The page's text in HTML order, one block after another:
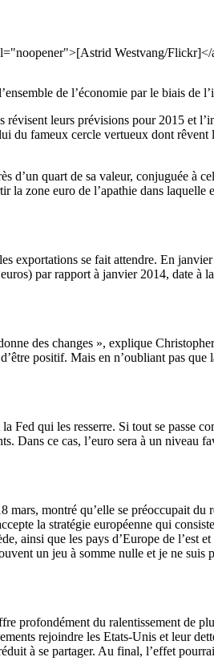
Westvang/
de l’économie par le biais de
révisent leurs prévisions pour 2015 et
du fameux cercle vertueux dont rêvent
d’un quart de sa valeur, conjuguée à
zone euro de l’apathie dans laquelle
exportations se fait attendre. En
par rapport à janvier 2014, date à
des changes », explique
positif. Mais en n’oubliant pas que
qui les resserre. Si tout se passe
Dans ce cas, l’euro sera à un niveau
montré qu’elle se préoccupait du
la stratégie européenne qui
ainsi que les pays d’Europe de l’est
un jeu à somme nulle et je ne suis
profondément du ralentissement de
rejoindre les Etats-Unis et leur
à se partager. Au final, l’effet